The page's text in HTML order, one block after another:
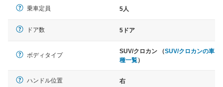
乗車定員 5人
ドア数 5ドア
ボディタイプ
SUV/クロカン （SUV/クロカンの車
種一覧）
ハンドル位置 右